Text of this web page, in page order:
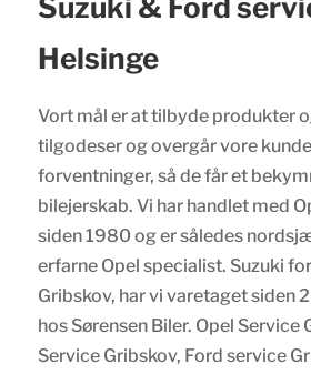
Suzuki & Ford
Helsinge
Vort mål er at tilbyde produkter
tilgodeser og overgår vore
forventninger, så de får et
bilejerskab. Vi har handlet med
siden 1980 og er således
erfarne Opel specialist. Suzuki
Gribskov, har vi varetaget siden
hos Sørensen Biler. Opel Service
Service Gribskov, Ford service